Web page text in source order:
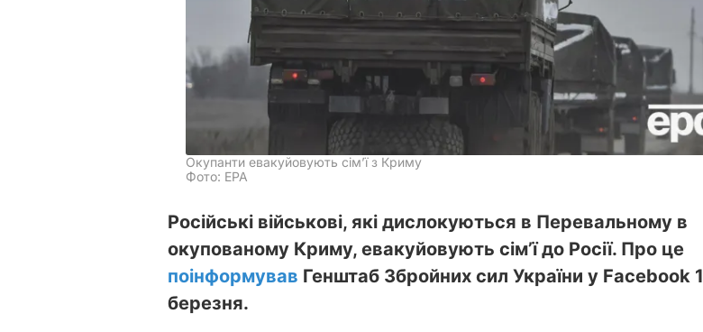
Окупанти евакуйовують сім’ї з Криму
Фото: EPA
Російські військові, які дислокуються в Перевальному в
окупованому Криму, евакуйовують сім’ї до Росії. Про це
поінформував Генштаб Збройних сил України у Facebook 1
березня.